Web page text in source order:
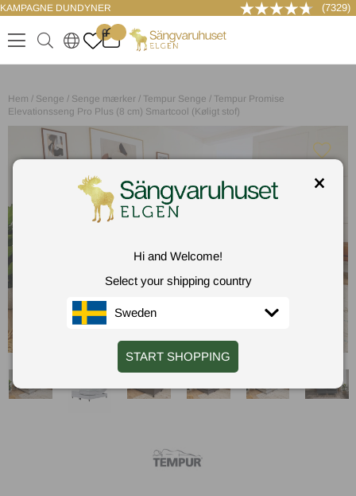
KAMPAGNE DUNDYNER (7329)
.
0
. ..
LOG IND
Hem / Senge / Senge mærker / Tempur Senge / Tempur Promise
Elevationsseng Pro Plus (8 cm) Smartcool (Køligt stof)
Hi and Welcome!
Select your shipping country
Sweden
START SHOPPING